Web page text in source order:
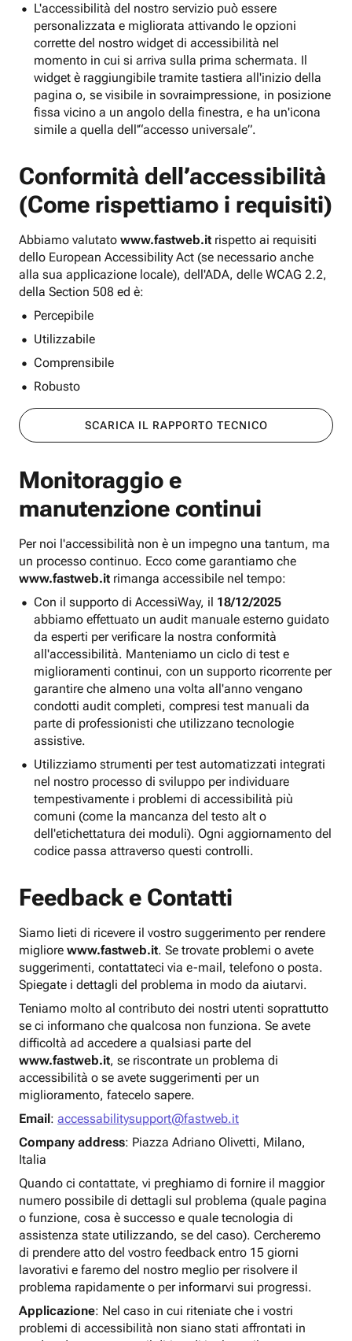
L'accessibilità del nostro servizio può essere
personalizzata e migliorata attivando le opzioni
corrette del nostro widget di accessibilità nel
momento in cui si arriva sulla prima schermata. Il
widget è raggiungibile tramite tastiera all'inizio della
pagina o, se visibile in sovraimpressione, in posizione
fissa vicino a un angolo della finestra, e ha un'icona
simile a quella dell'“accesso universale”.
Conformità dell’accessibilità
(Come rispettiamo i requisiti)
Abbiamo valutato www.fastweb.it rispetto ai requisiti
dello European Accessibility Act (se necessario anche
alla sua applicazione locale), dell'ADA, delle WCAG 2.2,
della Section 508 ed è:
Percepibile
Utilizzabile
Comprensibile
Robusto
SCARICA IL RAPPORTO TECNICO
Monitoraggio e
manutenzione continui
Per noi l'accessibilità non è un impegno una tantum, ma
un processo continuo. Ecco come garantiamo che
www.fastweb.it rimanga accessibile nel tempo:
Con il supporto di AccessiWay, il 18/12/2025
abbiamo effettuato un audit manuale esterno guidato
da esperti per verificare la nostra conformità
all'accessibilità. Manteniamo un ciclo di test e
miglioramenti continui, con un supporto ricorrente per
garantire che almeno una volta all'anno vengano
condotti audit completi, compresi test manuali da
parte di professionisti che utilizzano tecnologie
assistive.
Utilizziamo strumenti per test automatizzati integrati
nel nostro processo di sviluppo per individuare
tempestivamente i problemi di accessibilità più
comuni (come la mancanza del testo alt o
dell'etichettatura dei moduli). Ogni aggiornamento del
codice passa attraverso questi controlli.
Feedback e Contatti
Siamo lieti di ricevere il vostro suggerimento per rendere
migliore www.fastweb.it. Se trovate problemi o avete
suggerimenti, contattateci via e-mail, telefono o posta.
Spiegate i dettagli del problema in modo da aiutarvi.
Teniamo molto al contributo dei nostri utenti soprattutto
se ci informano che qualcosa non funziona. Se avete
difficoltà ad accedere a qualsiasi parte del
www.fastweb.it, se riscontrate un problema di
accessibilità o se avete suggerimenti per un
miglioramento, fatecelo sapere.
Email: accessabilitysupport@fastweb.it
Company address: Piazza Adriano Olivetti, Milano,
Italia
Quando ci contattate, vi preghiamo di fornire il maggior
numero possibile di dettagli sul problema (quale pagina
o funzione, cosa è successo e quale tecnologia di
assistenza state utilizzando, se del caso). Cercheremo
di prendere atto del vostro feedback entro 15 giorni
lavorativi e faremo del nostro meglio per risolvere il
problema rapidamente o per informarvi sui progressi.
Applicazione: Nel caso in cui riteniate che i vostri
problemi di accessibilità non siano stati affrontati in